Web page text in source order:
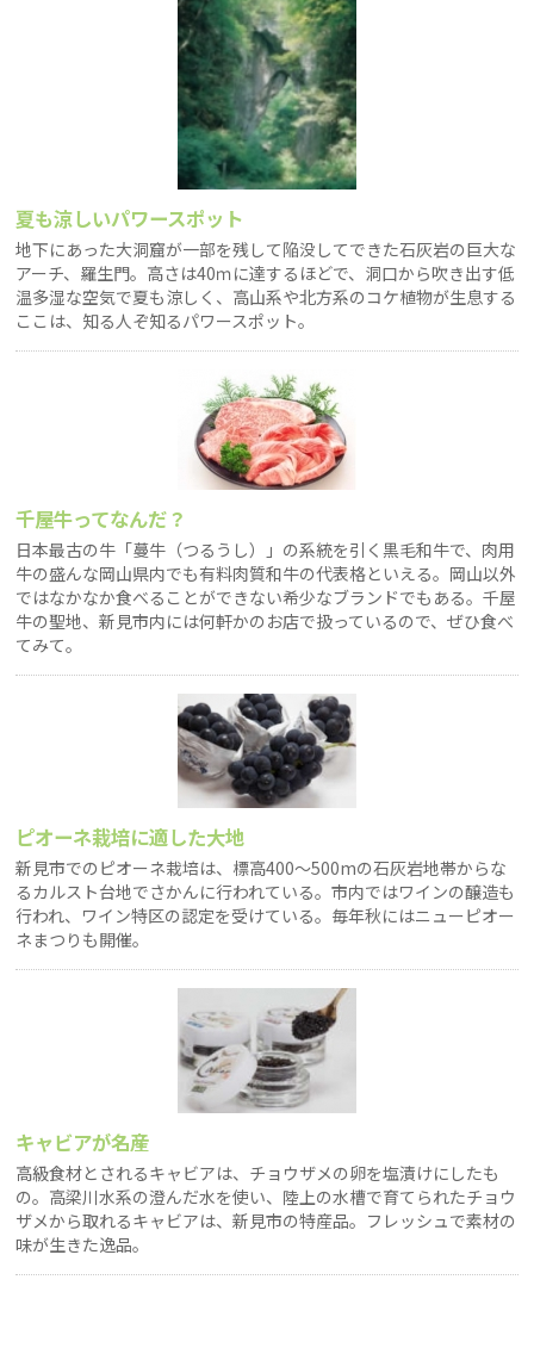
夏も涼しいパワースポット
地下にあった大洞窟が一部を残して陥没してできた石灰岩の巨大な
アーチ、羅生門。高さは40ｍに達するほどで、洞口から吹き出す低
温多湿な空気で夏も涼しく、高山系や北方系のコケ植物が生息する
ここは、知る人ぞ知るパワースポット。
千屋牛ってなんだ？
日本最古の牛「蔓牛（つるうし）」の系統を引く黒毛和牛で、肉用
牛の盛んな岡山県内でも有料肉質和牛の代表格といえる。岡山以外
ではなかなか食べることができない希少なブランドでもある。千屋
牛の聖地、新見市内には何軒かのお店で扱っているので、ぜひ食べ
てみて。
ピオーネ栽培に適した大地
新見市でのピオーネ栽培は、標高400〜500mの石灰岩地帯からな
るカルスト台地でさかんに行われている。市内ではワインの醸造も
行われ、ワイン特区の認定を受けている。毎年秋にはニューピオー
ネまつりも開催。
キャビアが名産
高級食材とされるキャビアは、チョウザメの卵を塩漬けにしたも
の。高梁川水系の澄んだ水を使い、陸上の水槽で育てられたチョウ
ザメから取れるキャビアは、新見市の特産品。フレッシュで素材の
味が生きた逸品。